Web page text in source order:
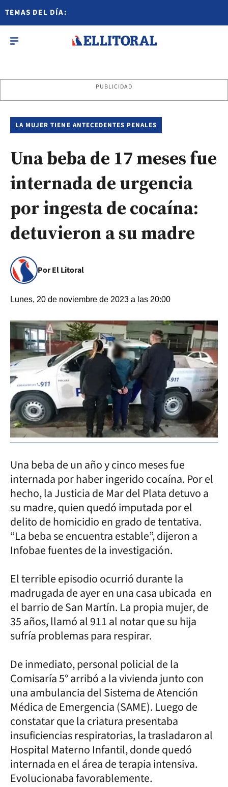
TEMAS DEL DÍA:
PUBLICIDAD
LA MUJER TIENE ANTECEDENTES PENALES
Una beba de 17 meses fue
internada de urgencia
por ingesta de cocaína:
detuvieron a su madre
Por El Litoral
Lunes, 20 de noviembre de 2023 a las 20:00
Una beba de un año y cinco meses fue
internada por haber ingerido cocaína. Por el
hecho, la Justicia de Mar del Plata detuvo a
su madre, quien quedó imputada por el
delito de homicidio en grado de tentativa.
“La beba se encuentra estable”, dijeron a
Infobae fuentes de la investigación.
El terrible episodio ocurrió durante la
madrugada de ayer en una casa ubicada en
el barrio de San Martín. La propia mujer, de
35 años, llamó al 911 al notar que su hija
sufría problemas para respirar.
De inmediato, personal policial de la
Comisaría 5° arribó a la vivienda junto con
una ambulancia del Sistema de Atención
Médica de Emergencia (SAME). Luego de
constatar que la criatura presentaba
insuficiencias respiratorias, la trasladaron al
Hospital Materno Infantil, donde quedó
internada en el área de terapia intensiva.
Evolucionaba favorablemente.